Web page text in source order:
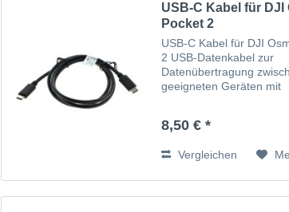
USB-C Kabel für DJI
Pocket 2
USB-C Kabel für DJI
2 USB-Datenkabel zur
Datenübertragung
geeigneten Geräten mit
8,50 € *
Vergleichen